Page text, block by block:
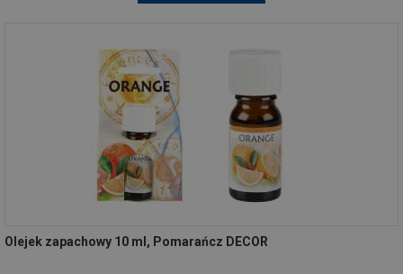
Olejek zapachowy 10 ml, Pomarańcz DECOR